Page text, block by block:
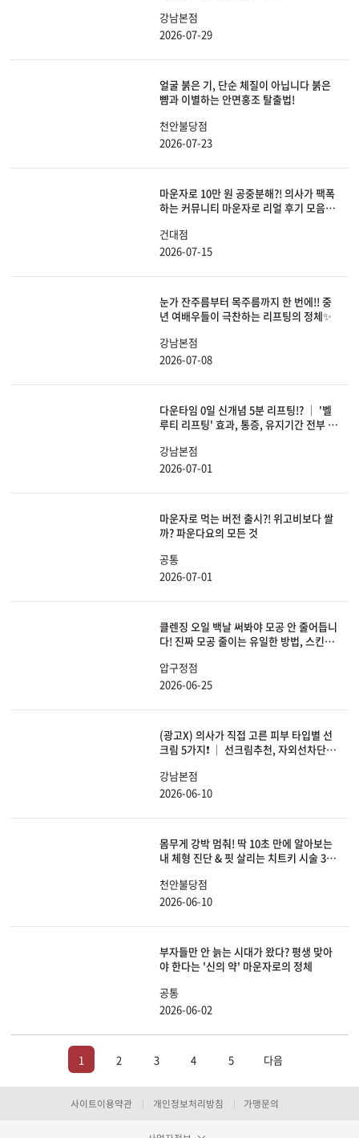
강남본점
2026-07-29
얼굴 붉은 기, 단순 체질이 아닙니다 붉은
뺨과 이별하는 안면홍조 탈출법!
천안불당점
2026-07-23
마운자로 10만 원 공중분해?! 의사가 팩폭
하는 커뮤니티 마운자로 리얼 후기 모음
건대점
2026-07-15
눈가 잔주름부터 목주름까지 한 번에!! 중
년 여배우들이 극찬하는 리프팅의 정체✨
강남본점
2026-07-08
다운타임 0일 신개념 5분 리프팅!? │ '벨
루티 리프팅' 효과, 통증, 유지기간 전부 공
강남본점
2026-07-01
마운자로 먹는 버전 출시?! 위고비보다 쌀
까? 파운다요의 모든 것
공통
2026-07-01
클렌징 오일 백날 써봐야 모공 안 줄어듭니
다! 진짜 모공 줄이는 유일한 방법, 스킨보
압구정점
2026-06-25
(광고X) 의사가 직접 고른 피부 타입별 선
크림 5가지❗ │ 선크림추천, 자외선차단
강남본점
2026-06-10
몸무게 강박 멈춰! 딱 10초 만에 알아보는
내 체형 진단 & 핏 살리는 치트키 시술 3가
천안불당점
2026-06-10
부자들만 안 늙는 시대가 왔다? 평생 맞아
야 한다는 '신의 약' 마운자로의 정체
공통
2026-06-02
1 2 3 4 5 다음
사이트이용약관 개인정보처리방침 가맹문의